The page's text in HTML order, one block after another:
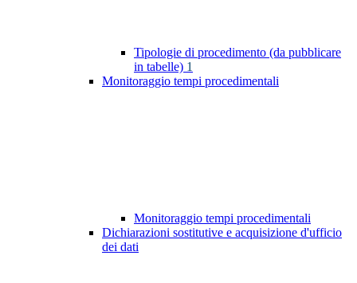
Tipologie di procedimento (da pubblicare
in tabelle) 1
Monitoraggio tempi procedimentali
Monitoraggio tempi procedimentali
Dichiarazioni sostitutive e acquisizione d'ufficio
dei dati